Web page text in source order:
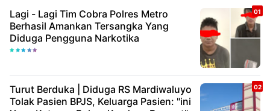
Lagi - Lagi Tim Cobra Polres Metro
Berhasil Amankan Tersangka Yang
Diduga Pengguna Narkotika
Turut Berduka | Diduga RS Mardiwaluyo
Tolak Pasien BPJS, Keluarga Pasien: "ini